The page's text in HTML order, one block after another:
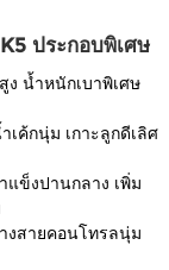
ประกอบพิเศษ
น้ำหนักเบาพิเศษ
เค้กนุ่ม เกาะลูกดีเลิศ
แข็งปานกลาง เพิ่ม
งสายคอนโทรลนุ่ม